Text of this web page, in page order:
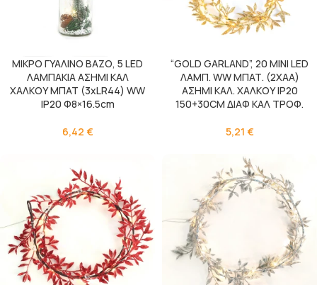
ΜΙΚΡΟ ΓΥΑΛΙΝΟ ΒΑΖΟ, 5 LED
ΛΑΜΠΑΚΙΑ ΑΣΗΜΙ ΚΑΛ
ΧΑΛΚΟΥ ΜΠΑΤ (3xLR44) WW
IP20 Φ8×16.5cm
6,42 €
“GOLD GARLAND”, 20 ΜΙΝΙ LED
ΛΑΜΠ. WW ΜΠΑΤ. (2XAA)
ΑΣΗΜΙ ΚΑΛ. ΧΑΛΚΟΥ IP20
150+30CM ΔΙΑΦ ΚΑΛ ΤΡΟΦ.
5,21 €